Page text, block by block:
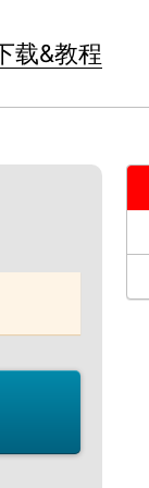
载&教程